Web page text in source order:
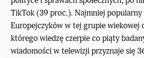
TikTok (39 proc.). Najmniej
Europejczyków w tej grupie wiekowej
którego wiedzę czerpie co piąty
wiadomości w telewizji przyznaje się